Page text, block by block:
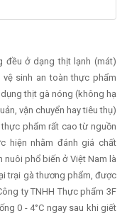
đều ở dạng thịt lạnh (mát)
sinh an toàn thực phẩm
thịt gà nóng (không hạ
vận chuyển hay tiêu thụ)
phẩm rất cao từ nguồn
hiện nhằm đánh giá chất
phổ biến ở Việt Nam là
trại gà thương phẩm, được
ty TNHH Thực phẩm 3F
0 - 4°C ngay sau khi giết